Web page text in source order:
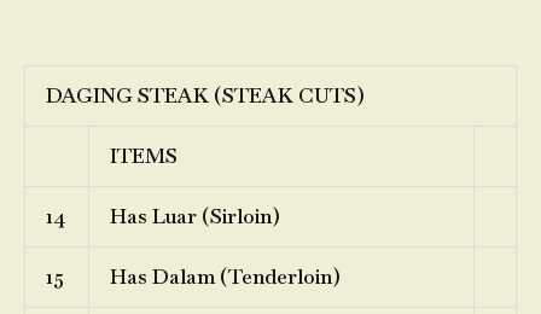
DAGING STEAK (STEAK CUTS)
ITEMS
14 Has Luar (Sirloin)
15 Has Dalam (Tenderloin)